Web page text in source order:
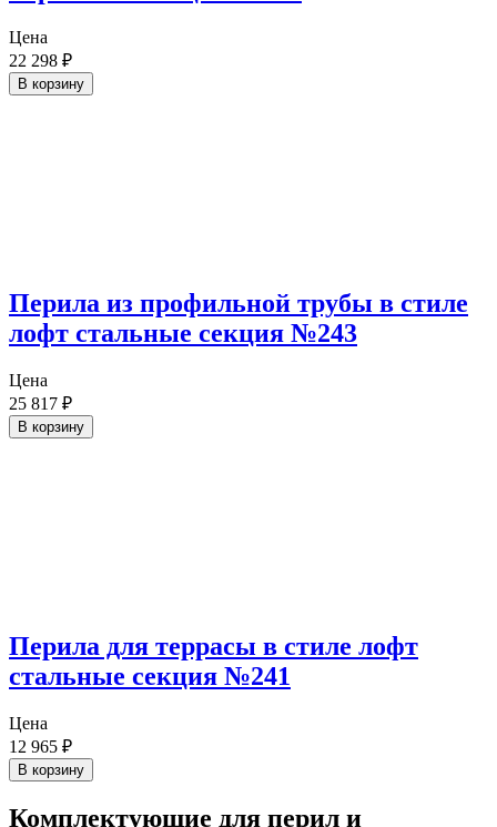
Цена
22 298 ₽
В корзину
Перила из профильной трубы в стиле
лофт стальные секция №243
Цена
25 817 ₽
В корзину
Перила для террасы в стиле лофт
стальные секция №241
Цена
12 965 ₽
В корзину
Комплектующие для перил и